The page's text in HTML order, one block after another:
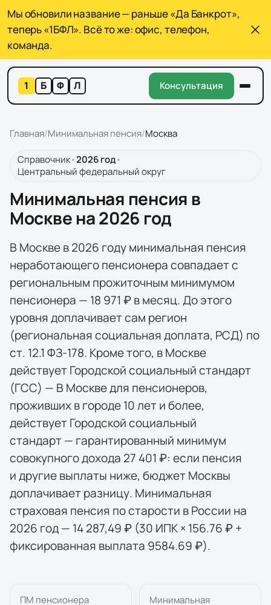
Мы обновили название — раньше «Да Банкрот»,
теперь «1БФЛ». Всё то же: офис, телефон,
команда.
1 Б Ф Л Консультация
Главная/Минимальная пенсия/Москва
Справочник•2026год•
Центральный федеральный округ
Минимальная пенсия в
Москве на 2026 год
В Москве в 2026 году минимальная пенсия
неработающего пенсионера совпадает с
региональным прожиточным минимумом
пенсионера — 18 971 ₽ в месяц. До этого
уровня доплачивает сам регион
(региональная социальная доплата, РСД) по
ст. 12.1 ФЗ-178. Кроме того, в Москве
действует Городской социальный стандарт
(ГСС) — В Москве для пенсионеров,
проживших в городе 10 лет и более,
действует Городской социальный
стандарт — гарантированный минимум
совокупного дохода 27 401 ₽: если пенсия
и другие выплаты ниже, бюджет Москвы
доплачивает разницу. Минимальная
страховая пенсия по старости в России на
2026 год — 14 287,49 ₽ (30 ИПК × 156.76 ₽ +
фиксированная выплата 9584.69 ₽).
ПМ пенсионера
Минимальная